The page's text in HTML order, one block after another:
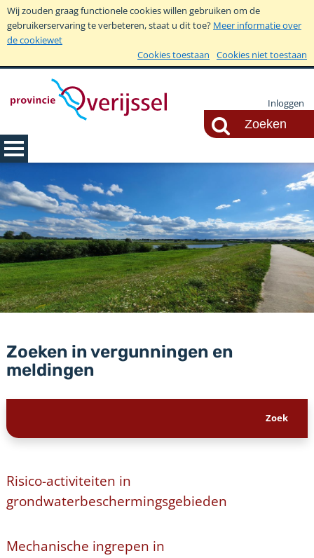
Wij zouden graag functionele cookies willen gebruiken om de
gebruikerservaring te verbeteren, staat u dit toe? Meer informatie over
de cookiewet
Cookies toestaan
Cookies niet toestaan
Inloggen
Zoeken in vergunningen en
meldingen
Risico-activiteiten in
grondwaterbeschermingsgebieden
Mechanische ingrepen in